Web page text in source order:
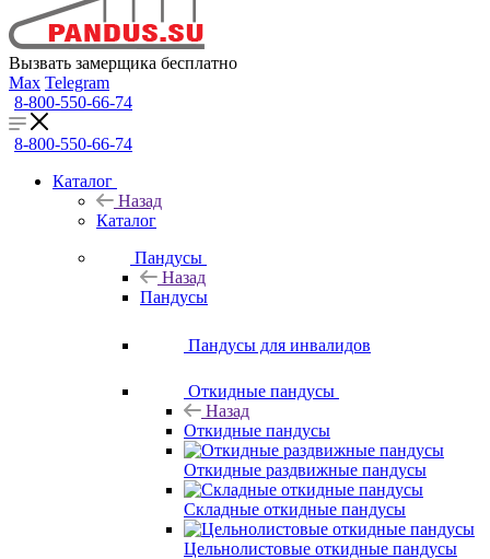
Вызвать замерщика бесплатно
Max Telegram
8-800-550-66-74
8-800-550-66-74
Каталог
Назад
Каталог
Пандусы
Назад
Пандусы
Пандусы для инвалидов
Откидные пандусы
Назад
Откидные пандусы
Откидные раздвижные пандусы
Складные откидные пандусы
Цельнолистовые откидные пандусы